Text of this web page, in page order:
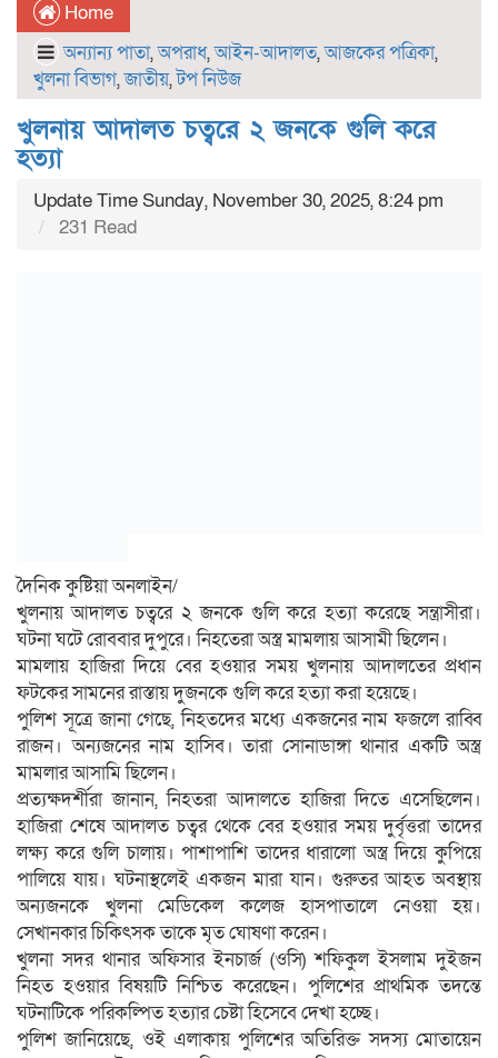
Home
অন্যান্য পাতা,অপরাধ,আইন-আদালত,আজকের পত্রিকা,
খুলনা বিভাগ,জাতীয়,টপ নিউজ
খুলনায় আদালত চত্বরে ২ জনকে গুলি করে
হত্যা
Update Time Sunday, November 30, 2025, 8:24 pm
231 Read
দৈনিক কুষ্টিয়া অনলাইন/
খুলনায় আদালত চত্বরে ২ জনকে গুলি করে হত্যা করেছে সন্ত্রাসীরা।
ঘটনা ঘটে রোববার দুপুরে। নিহতেরা অস্ত্র মামলায় আসামী ছিলেন।
মামলায় হাজিরা দিয়ে বের হওয়ার সময় খুলনায় আদালতের প্রধান
ফটকের সামনের রাস্তায় দুজনকে গুলি করে হত্যা করা হয়েছে।
পুলিশ সূত্রে জানা গেছে, নিহতদের মধ্যে একজনের নাম ফজলে রাব্বি
রাজন। অন্যজনের নাম হাসিব। তারা সোনাডাঙ্গা থানার একটি অস্ত্র
মামলার আসামি ছিলেন।
প্রত্যক্ষদর্শীরা জানান, নিহতরা আদালতে হাজিরা দিতে এসেছিলেন।
হাজিরা শেষে আদালত চত্বর থেকে বের হওয়ার সময় দুর্বৃত্তরা তাদের
লক্ষ্য করে গুলি চালায়। পাশাপাশি তাদের ধারালো অস্ত্র দিয়ে কুপিয়ে
পালিয়ে যায়। ঘটনাস্থলেই একজন মারা যান। গুরুতর আহত অবস্থায়
অন্যজনকে খুলনা মেডিকেল কলেজ হাসপাতালে নেওয়া হয়।
সেখানকার চিকিৎসক তাকে মৃত ঘোষণা করেন।
খুলনা সদর থানার অফিসার ইনচার্জ (ওসি) শফিকুল ইসলাম দুইজন
নিহত হওয়ার বিষয়টি নিশ্চিত করেছেন। পুলিশের প্রাথমিক তদন্তে
ঘটনাটিকে পরিকল্পিত হত্যার চেষ্টা হিসেবে দেখা হচ্ছে।
পুলিশ জানিয়েছে, ওই এলাকায় পুলিশের অতিরিক্ত সদস্য মোতায়েন